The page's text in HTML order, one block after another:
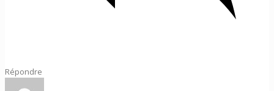
Répondre